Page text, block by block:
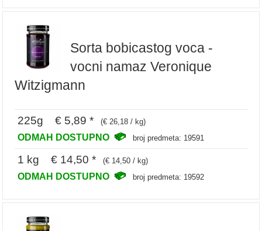
Sorta bobicastog voca -
vocni namaz Veronique
Witzigmann
225g € 5,89 * (€ 26,18 / kg)
ODMAH DOSTUPNO broj predmeta: 19591
1 kg € 14,50 * (€ 14,50 / kg)
ODMAH DOSTUPNO broj predmeta: 19592